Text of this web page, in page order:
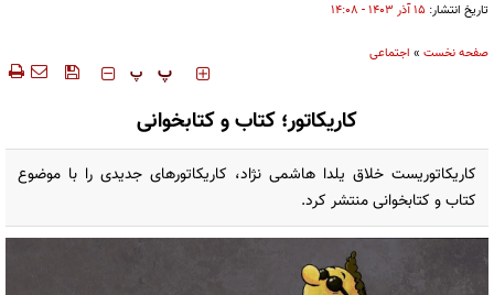
تاریخ انتشار: ۱۵ آذر ۱۴۰۳ - ۱۴:۰۸
صفحه نخست » اجتماعی
‍‍‍ پ پ
کاریکاتور؛ کتاب و کتابخوانی
کاریکاتوریست خلاق یلدا هاشمی نژاد، کاریکاتورهای جدیدی را با موضوع
کتاب و کتابخوانی منتشر کرد.